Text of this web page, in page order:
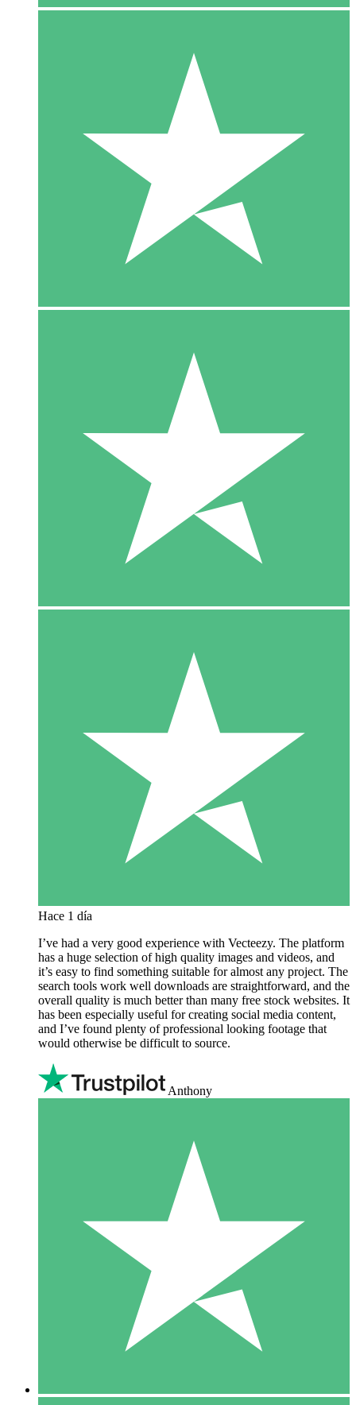
Hace 1 día
I’ve had a very good experience with Vecteezy. The platform
has a huge selection of high quality images and videos, and
it’s easy to find something suitable for almost any project. The
search tools work well downloads are straightforward, and the
overall quality is much better than many free stock websites. It
has been especially useful for creating social media content,
and I’ve found plenty of professional looking footage that
would otherwise be difficult to source.
Anthony